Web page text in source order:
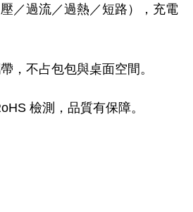
／過流／過熱／短路），充電
，不占包包與桌面空間。
檢測，品質有保障。